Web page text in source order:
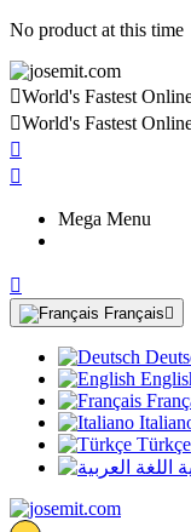
No product at this time
World's Fastest
World's Fastest


Mega Menu

Français 
Türkçe